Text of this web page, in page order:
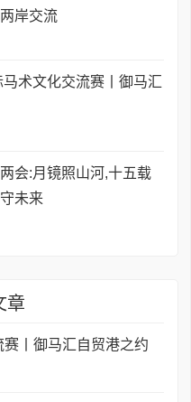
岸交流
术文化交流赛丨御马汇
会:月镜照山河,十五载
未来
章
丨御马汇自贸港之约